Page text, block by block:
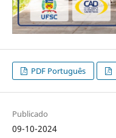
PDF Português
Publicado
09-10-2024